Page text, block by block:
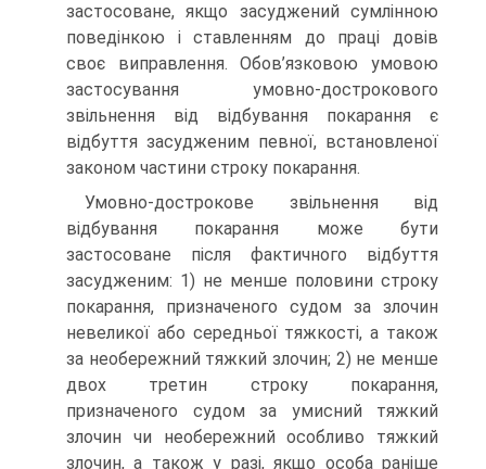
застосоване, якщо засуджений сумлінною
поведінкою і ставлен­ням до праці довів
своє виправлення. Обов’язковою умовою
застосу­вання умовно-дострокового
звільнення від відбування покарання є
відбуття засудженим певної, встановленої
законом частини строку покарання.
Умовно-дострокове звільнення від
відбування покарання може бути
застосоване після фактичного відбуття
засудженим: 1) не менше половини строку
покарання, призначеного судом за злочин
невеликої або середньої тяжкості, а також
за необережний тяжкий злочин; 2) не менше
двох третин строку покарання,
призначеного судом за умисний тяжкий
злочин чи необережний особливо тяжкий
злочин, а також у разі, якщо особа раніше